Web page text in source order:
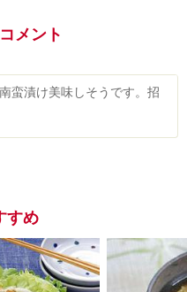
メント
蛮漬け美味しそうです。招
すめ